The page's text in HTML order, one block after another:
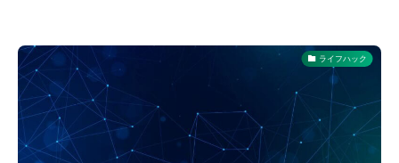
ライフハック